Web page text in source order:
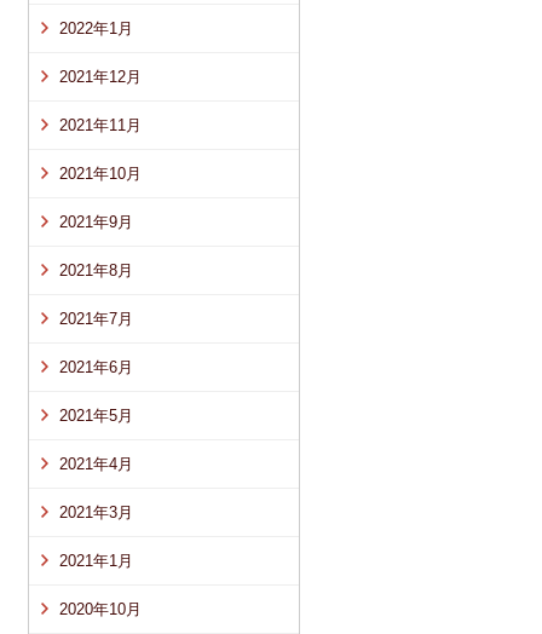
2022年1月
2021年12月
2021年11月
2021年10月
2021年9月
2021年8月
2021年7月
2021年6月
2021年5月
2021年4月
2021年3月
2021年1月
2020年10月